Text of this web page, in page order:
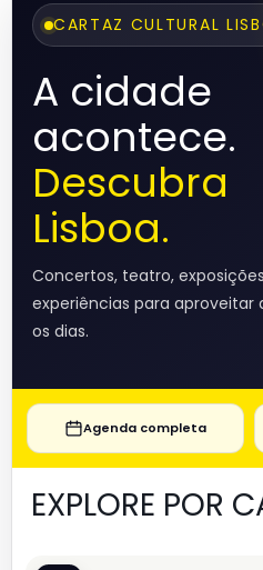
CARTAZ CULTURAL
A cidade
acontece.
Descubra
Lisboa.
Concertos, teatro,
experiências para aproveitar
os dias.
Agenda completa
EXPLORE POR